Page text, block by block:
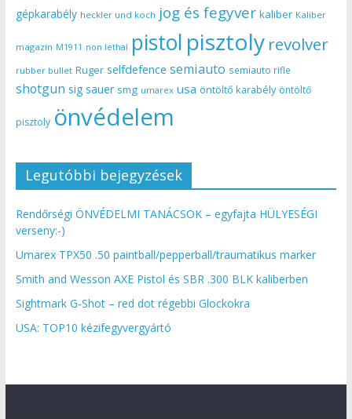
gépkarabély heckler und koch jog és fegyver kaliber Kaliber
magazin M1911 non lethal pistol pisztoly revolver
rubber bullet Ruger selfdefence semiauto semiauto rifle
shotgun sig sauer smg umarex usa öntöltő karabély öntöltő
pisztoly önvédelem
Legutóbbi bejegyzések
Rendőrségi ÖNVÉDELMI TANÁCSOK – egyfajta HÜLYESÉGI
verseny:-)
Umarex TPX50 .50 paintball/pepperball/traumatikus marker
Smith and Wesson AXE Pistol és SBR .300 BLK kaliberben
Sightmark G-Shot – red dot régebbi Glockokra
USA: TOP10 kézifegyvergyártó